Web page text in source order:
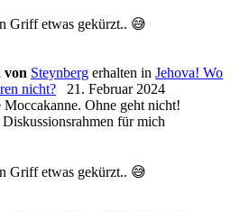
Griff etwas gekürzt.. 😅
von Steynberg erhalten in Jehova! Wo
nicht?
21. Februar 2024
Ohne geht nicht!
für mich
Griff etwas gekürzt.. 😅